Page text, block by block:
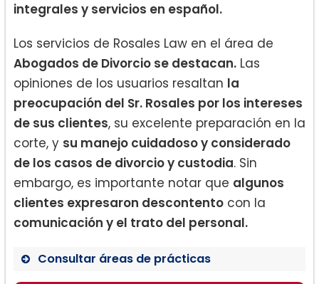
integrales y servicios en español.
Los servicios de Rosales Law en el área de
Abogados de Divorcio se destacan. Las
opiniones de los usuarios resaltan la
preocupación del Sr. Rosales por los intereses
de sus clientes, su excelente preparación en la
corte, y su manejo cuidadoso y considerado
de los casos de divorcio y custodia. Sin
embargo, es importante notar que algunos
clientes expresaron descontento con la
comunicación y el trato del personal.
Consultar áreas de prácticas